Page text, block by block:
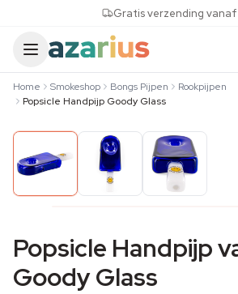
Gratis verzending
Home Smokeshop Bongs Pijpen
Rookpijpen
Popsicle Handpijp Goody Glass
Popsicle Handpijp
Goody Glass